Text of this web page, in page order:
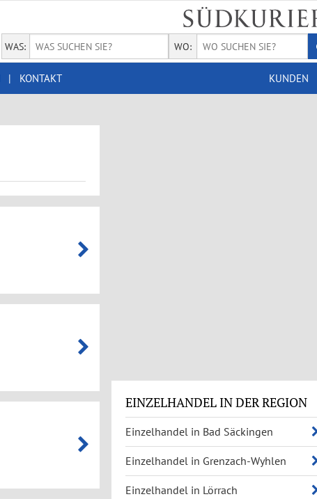
WAS: WO:
| KONTAKT KUNDEN
EINZELHANDEL IN DER REGION
Einzelhandel in Bad Säckingen
Einzelhandel in Grenzach-Wyhlen
Einzelhandel in Lörrach